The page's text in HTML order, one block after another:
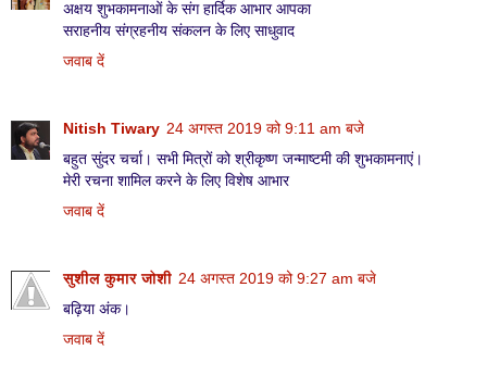
अक्षय शुभकामनाओं के संग हार्दिक आभार आपका
सराहनीय संग्रहनीय संकलन के लिए साधुवाद
जवाब दें
Nitish Tiwary 24 अगस्त 2019 को 9:11 am बजे
बहुत सुंदर चर्चा। सभी मित्रों को श्रीकृष्ण जन्माष्टमी की शुभकामनाएं।
मेरी रचना शामिल करने के लिए विशेष आभार
जवाब दें
सुशील कुमार जोशी 24 अगस्त 2019 को 9:27 am बजे
बढ़िया अंक।
जवाब दें